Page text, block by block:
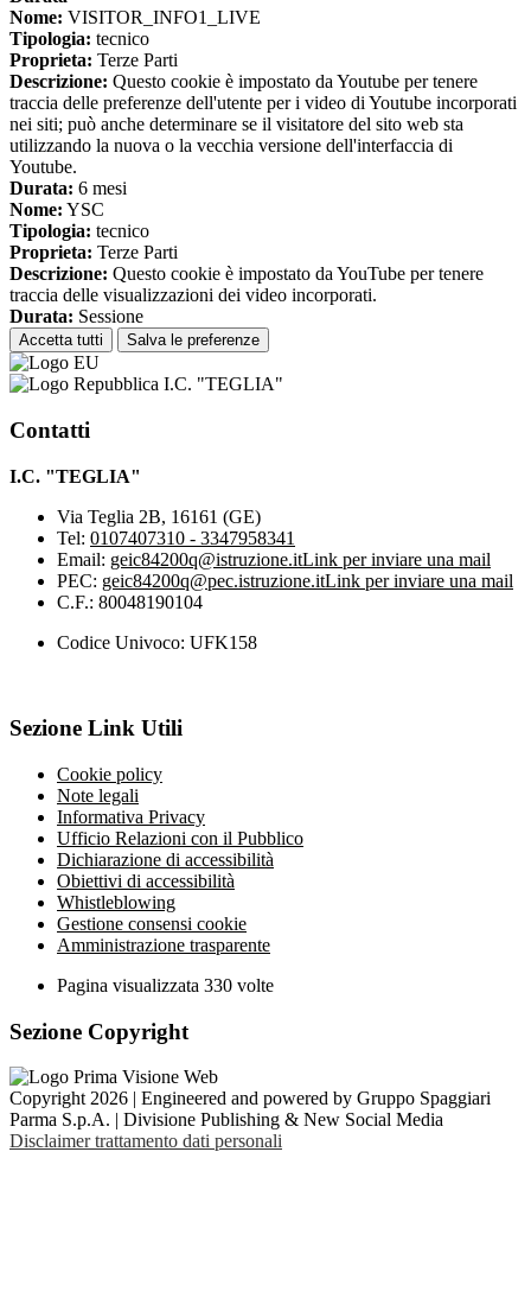
Nome: VISITOR_INFO1_LIVE
Tipologia: tecnico
Proprieta: Terze Parti
Descrizione: Questo cookie è impostato da Youtube per tenere
traccia delle preferenze dell'utente per i video di Youtube incorporati
nei siti; può anche determinare se il visitatore del sito web sta
utilizzando la nuova o la vecchia versione dell'interfaccia di
Youtube.
Durata: 6 mesi
Nome: YSC
Tipologia: tecnico
Proprieta: Terze Parti
Descrizione: Questo cookie è impostato da YouTube per tenere
traccia delle visualizzazioni dei video incorporati.
Durata: Sessione
Accetta tutti Salva le preferenze
I.C. "TEGLIA"
Contatti
I.C. "TEGLIA"
Via Teglia 2B, 16161 (GE)
Tel: 0107407310 - 3347958341
Email: geic84200q@istruzione.itLink per inviare una mail
PEC: geic84200q@pec.istruzione.itLink per inviare una mail
C.F.: 80048190104
Codice Univoco: UFK158
Sezione Link Utili
Cookie policy
Note legali
Informativa Privacy
Ufficio Relazioni con il Pubblico
Dichiarazione di accessibilità
Obiettivi di accessibilità
Whistleblowing
Gestione consensi cookie
Amministrazione trasparente
Pagina visualizzata 330 volte
Sezione Copyright
Copyright 2026 | Engineered and powered by Gruppo Spaggiari
Parma S.p.A. | Divisione Publishing & New Social Media
Disclaimer trattamento dati personali